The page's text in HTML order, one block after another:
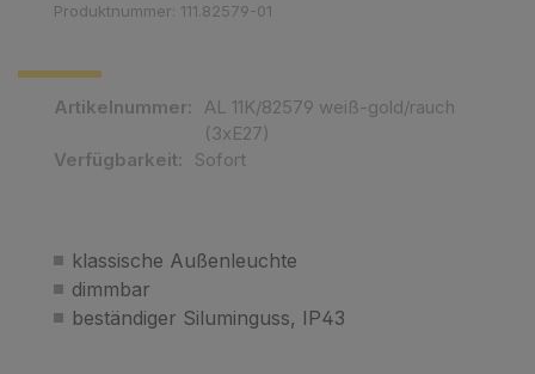
klassische Außenleuchte
dimmbar
beständiger Siluminguss, IP43
Artikelnummer: AL 11K/82579 weiß-gold/rauch
(3xE27)
Verfügbarkeit:
Sofort
Produktnummer: 111.82579-01